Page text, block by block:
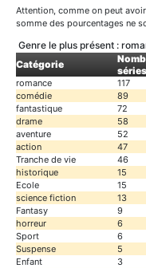
Attention, comme on peut
somme des pourcentages ne
Genre le plus présent :
Catégorie
séries
romance 117
comédie
89
fantastique
72
drame
58
aventure
52
action
47
Tranche de vie
46
historique
15
Ecole
15
science fiction
13
Fantasy
9
horreur
6
Sport
6
Suspense
5
Enfant
3